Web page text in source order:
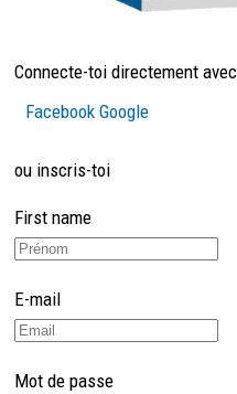
Connecte-toi directement avec
Facebook Google
ou inscris-toi
First name
E-mail
Mot de passe